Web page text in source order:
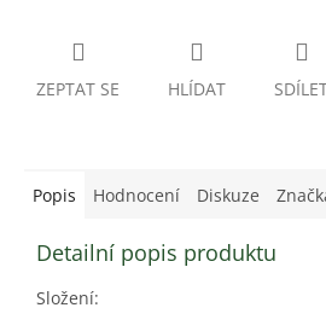
ZEPTAT SE HLÍDAT
Popis Hodnocení Diskuze
Detailní popis produktu
Složení: